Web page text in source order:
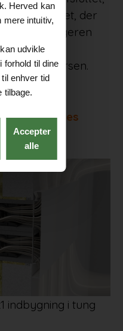
af systemet, der
Slutbrugeren
de har
Andersen.
i vores
indbygning i tung
Herved kan
mere intuitiv,
udvikle
forhold til dine
enhver tid
Accepter
alle